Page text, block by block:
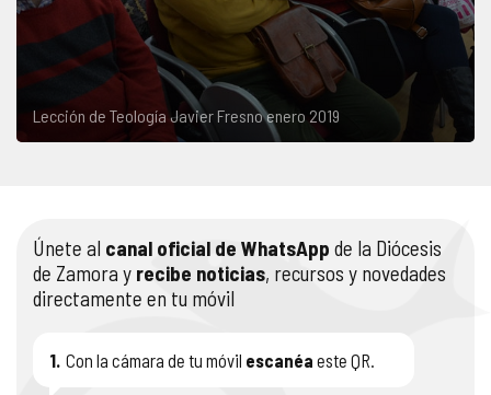
Lección de Teología Javier Fresno enero 2019
Únete al canal oficial de WhatsApp de la Diócesis
de Zamora y recibe noticias, recursos y novedades
directamente en tu móvil
1. Con la cámara de tu móvil escanéa este QR.